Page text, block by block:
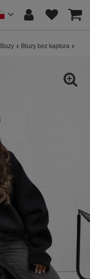
Bluzy Bluzy bez kaptura